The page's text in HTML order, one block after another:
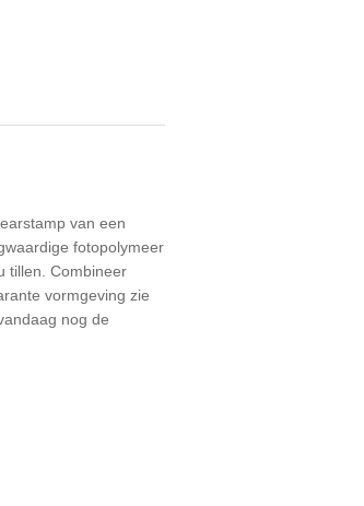
van een
fotopolymeer
tillen. Combineer
vormgeving zie
nog de